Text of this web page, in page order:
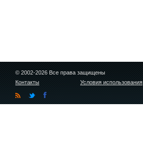
© 2002-2026 Все права защищены
Контакты
Условия использования